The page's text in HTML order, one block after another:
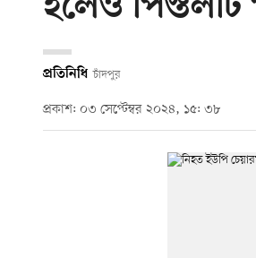
হলেও পিস্তলটি
প্রতিনিধি চাঁদপুর
প্রকাশ: ০৩ সেপ্টেম্বর ২০২৪, ১৫: ৩৮